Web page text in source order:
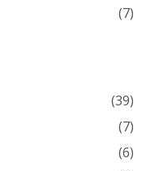
(7)
(39)
(7)
(6)